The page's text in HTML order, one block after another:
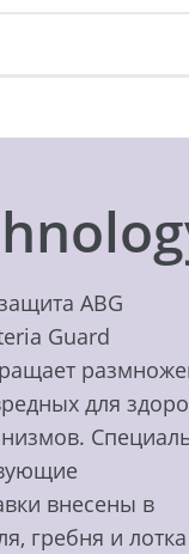
ABG
Guard
для
внесены в
гребня и